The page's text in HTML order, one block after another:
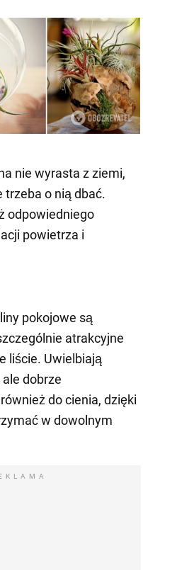
nie wyrasta z ziemi,
trzeba o nią dbać.
odpowiedniego
powietrza i
pokojowe są
atrakcyjne
liście. Uwielbiają
ale dobrze
do cienia, dzięki
w dowolnym